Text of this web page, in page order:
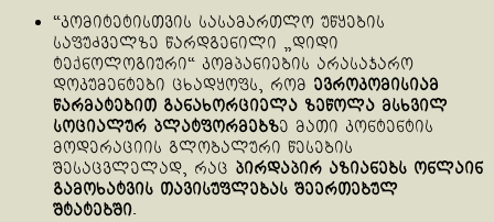
“კომიტეტისთვის სასამართლო უწყების
საფუძველზე წარდგენილი „დიდი
ტექნოლოგიური“ კომპანიების არასაჯარო
დოკუმენტები ცხადყოფს, რომ ევროკომისიამ
წარმატებით განახორციელა ზეწოლა მსხვილ
სოციალურ პლატფორმებზე მათი კონტენტის
მოდერაციის გლობალური წესების
შესაცვლელად, რაც პირდაპირ აზიანებს ონლაინ
გამოხატვის თავისუფლებას შეერთებულ
შტატებში.